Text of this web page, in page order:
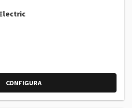
CONFIGURA